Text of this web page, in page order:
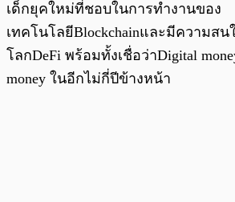
เด็กยุคใหม่ที่ชอบในการทำงานของ
เทคโนโลยีBlockchainและมีความส
โลกDeFi พร้อมทั้งเชื่อว่าDigital
money ในอีกไม่กี่ปีข้างหน้า